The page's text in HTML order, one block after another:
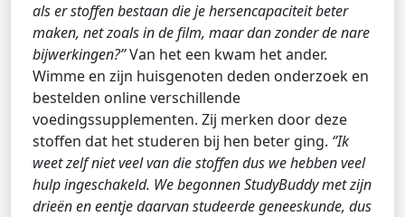
als er stoffen bestaan die je hersencapaciteit beter
maken, net zoals in de film, maar dan zonder de nare
bijwerkingen?’’Van het een kwam het ander.
Wimme en zijn huisgenoten deden onderzoek en
bestelden online verschillende
voedingssupplementen. Zij merken door deze
stoffen dat het studeren bij hen beter ging. ‘’Ik
weet zelf niet veel van die stoffen dus we hebben veel
hulp ingeschakeld. We begonnen StudyBuddy met zijn
drieën en eentje daarvan studeerde geneeskunde, dus